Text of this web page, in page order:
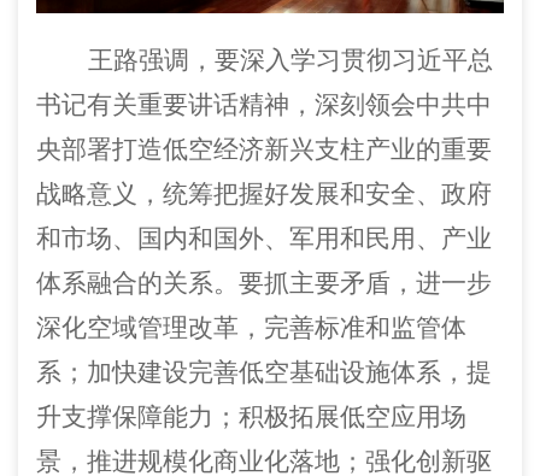
王路强调，要深入学习贯彻习近平总
书记有关重要讲话精神，深刻领会中共中
央部署打造低空经济新兴支柱产业的重要
战略意义，统筹把握好发展和安全、政府
和市场、国内和国外、军用和民用、 产业
体系融合的关系。 要抓主要矛盾，进一步
深化空域管理改革，完善标准和监管体
系；加快建设完善低空基础设施体系，提
升支撑保障能力； 积极拓展低空应用场
景，推进规模化商业化落地；强化创新驱